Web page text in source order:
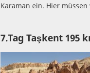
Karaman ein. Hier
7.Tag Taşkent 195